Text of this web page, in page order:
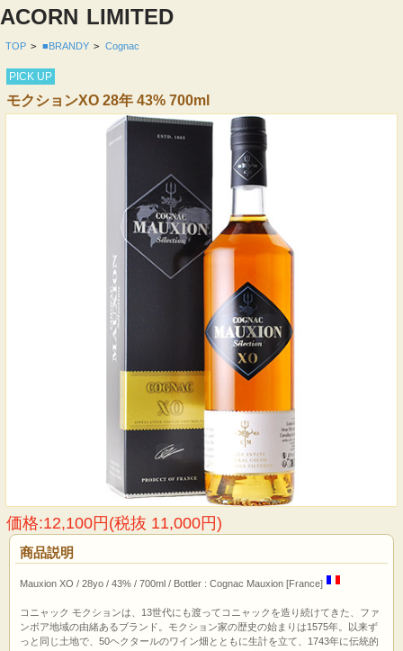
ACORN LIMITED
TOP > ■BRANDY > Cognac
PICK UP
モクションXO 28年 43% 700ml
価格:12,100円(税抜 11,000円)
商品説明
Mauxion XO / 28yo / 43% / 700ml / Bottler : Cognac Mauxion [France]
コニャック モクションは、13世代にも渡ってコニャックを造り続けてきた、ファ
ンボア地域の由緒あるブランド。モクション家の歴史の始まりは1575年。以来ず
っと同じ土地で、50ヘクタールのワイン畑とともに生計を立て、1743年に伝統的